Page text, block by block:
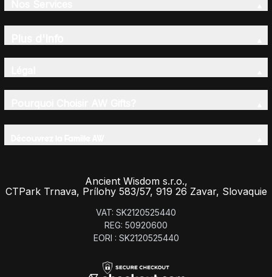
Ancient Wisdom s.r.o.,
CTPark Trnava, Prílohy 583/57, 919 26 Zavar, Slovaquie
VAT: SK2120525440
REG: 50920600
EORI : SK2120525440